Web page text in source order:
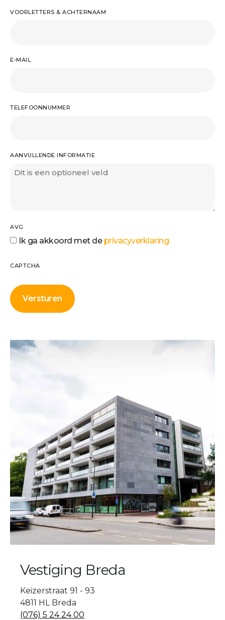
VOORLETTERS & ACHTERNAAM
E-MAIL
TELEFOONNUMMER
AANVULLENDE INFORMATIE
AVG
Ik ga akkoord met de privacyverklaring
CAPTCHA
Vestiging Breda
Keizerstraat 91 - 93
4811 HL Breda
(076) 5 24 24 00